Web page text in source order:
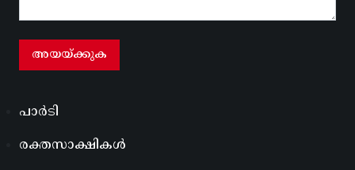
പാർടി
രക്തസാക്ഷികൾ